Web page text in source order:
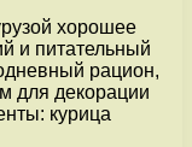
хорошее
и питательный
рацион,
для декорации
курица